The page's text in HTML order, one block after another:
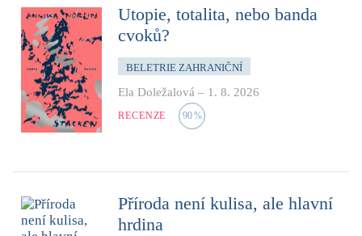
Utopie, totalita, nebo banda
cvoků?
BELETRIE ZAHRANIČNÍ
Ela Doležalová – 1. 8. 2026
RECENZE 90%
Příroda není kulisa, ale hlavní
hrdina